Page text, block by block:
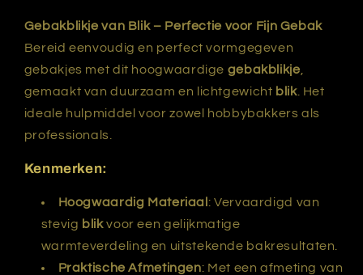
kartels
kartels
Gebakblikje van Blik – Perfectie voor Fijn Gebak
Bereid eenvoudig en perfect vormgegeven
gebakjes met dit hoogwaardige gebakblikje
gemaakt van duurzaam en lichtgewicht blik. Het
ideale hulpmiddel voor zowel hobbybakkers als
professionals.
Kenmerken:
Hoogwaardig Materiaal : Vervaardigd van
stevig blikvoor een gelijkmatige
warmteverdeling en uitstekende bakresultaten.
Praktische Afmetingen: Met een afmeting van